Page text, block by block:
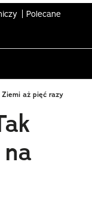
Polecane
Ziemi aż pięć razy